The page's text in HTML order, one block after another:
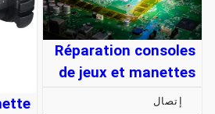
Réparation consoles
de jeux et manettes
إتصال